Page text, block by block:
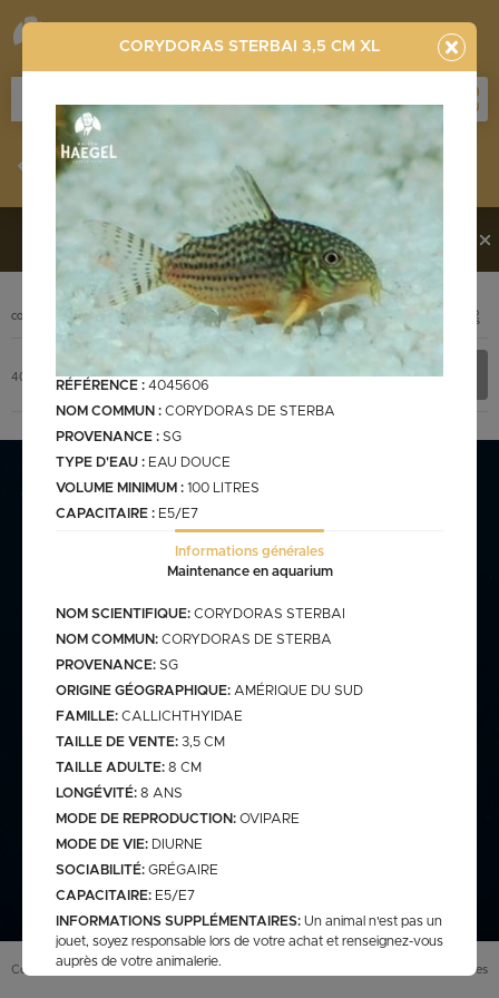
CORYDORAS STERBAI 3,5 CM XL
RÉFÉRENCE : 4045606
NOM COMMUN : CORYDORAS DE STERBA
PROVENANCE : SG
TYPE D'EAU : EAU DOUCE
VOLUME MINIMUM : 100 LITRES
CAPACITAIRE : E5/E7
Informations générales
Maintenance en aquarium
NOM SCIENTIFIQUE: CORYDORAS STERBAI
NOM COMMUN: CORYDORAS DE STERBA
PROVENANCE: SG
ORIGINE GÉOGRAPHIQUE: AMÉRIQUE DU SUD
FAMILLE: CALLICHTHYIDAE
TAILLE DE VENTE: 3,5 CM
TAILLE ADULTE: 8 CM
LONGÉVITÉ: 8 ANS
MODE DE REPRODUCTION: OVIPARE
MODE DE VIE: DIURNE
SOCIABILITÉ: GRÉGAIRE
CAPACITAIRE: E5/E7
INFORMATIONS SUPPLÉMENTAIRES: Un animal n'est pas un
jouet, soyez responsable lors de votre achat et renseignez-vous
auprès de votre animalerie.
Stocklist Recherche
Vous souhaitez en découvrir davantage ?
nous !
Stocklist complète
FRANCO CUMULABLE AVEC LES POISSONS/ FRANCO
BACTERIES SEULES 100€
koï elv francais
carpe koi sur photo (a
retrouver sur le site
web)
elv pologne
Eau douce
CODE DÉSIGNATION
PHOTO
+ INFOS
4045606 CORYDORAS STERBAI 3,5 cm XL
commande@haegel.fr
Conditions générales de vente (CGV) Mentions légales